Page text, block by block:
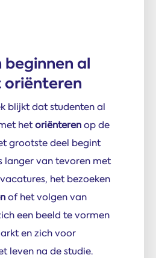
al
blijkt dat studenten al
hetoriënterenop de
grootste deel begint
langer van tevoren met
het bezoeken
of het volgen van
een beeld te vormen
en zich voor
leven na de studie.